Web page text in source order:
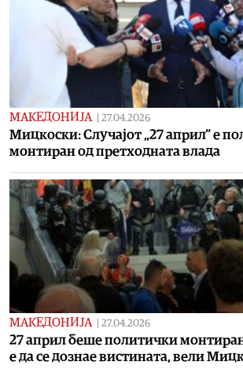
МАКЕДОНИЈА 27.04.2026
Мицкоски: Случајот „27 април“ е
монтиран од претходната влада
МАКЕДОНИЈА 27.04.2026
27 април беше политички
е да се дознае вистината, вели